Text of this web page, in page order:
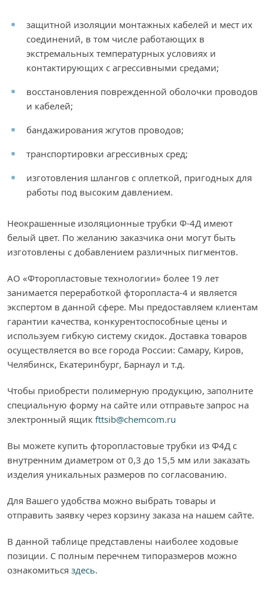
защитной изоляции монтажных кабелей и мест их
соединений, в том числе работающих в
экстремальных температурных условиях и
контактирующих с агрессивными средами;
восстановления поврежденной оболочки проводов
и кабелей;
бандажирования жгутов проводов;
транспортировки агрессивных сред;
изготовления шлангов с оплеткой, пригодных для
работы под высоким давлением.
Неокрашенные изоляционные трубки Ф-4Д имеют
белый цвет. По желанию заказчика они могут быть
изготовлены с добавлением различных пигментов.
АО «Фторопластовые технологии» более 19 лет
занимается переработкой фторопласта-4 и является
экспертом в данной сфере. Мы предоставляем клиентам
гарантии качества, конкурентоспособные цены и
используем гибкую систему скидок. Доставка товаров
осуществляется во все города России: Самару, Киров,
Челябинск, Екатеринбург, Барнаул и т.д.
Чтобы приобрести полимерную продукцию, заполните
специальную форму на сайте или отправьте запрос на
электронный ящик fttsib@chemcom.ru
Вы можете купить фторопластовые трубки из Ф4Д с
внутренним диаметром от 0,3 до 15,5 мм или заказать
изделия уникальных размеров по согласованию.
Для Вашего удобства можно выбрать товары и
отправить заявку через корзину заказа на нашем сайте.
В данной таблице представлены наиболее ходовые
позиции. С полным перечнем типоразмеров можно
ознакомиться здесь.